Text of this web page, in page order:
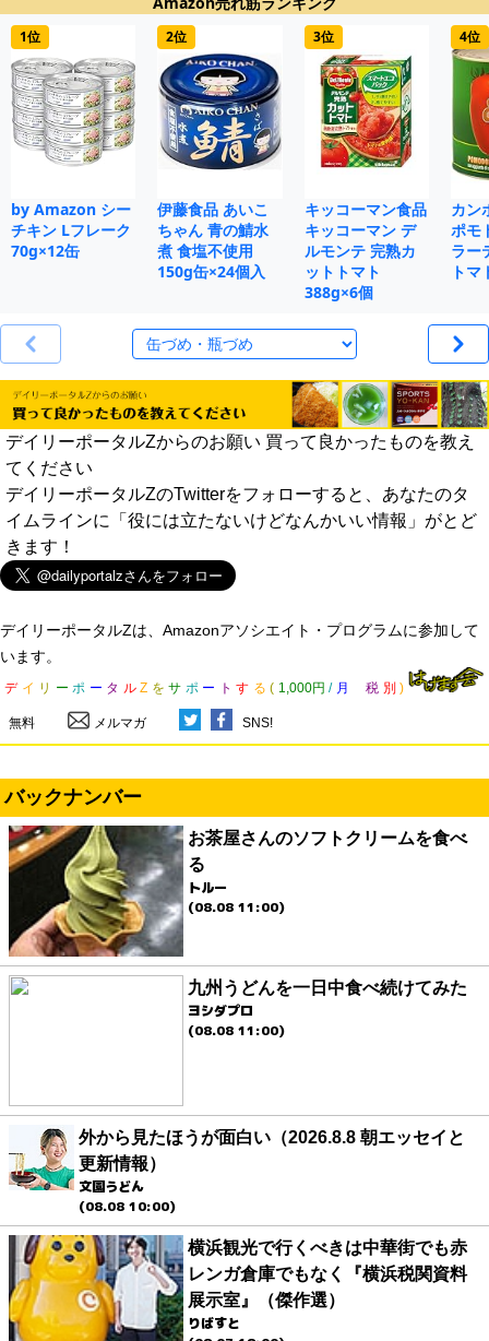
1位
by Amazon シー
チキン Lフレーク
70g×12缶
2位
伊藤食品 あいこ
ちゃん 青の鯖水
煮 食塩不使用
150g缶×24個入
3位
キッコーマン食品
キッコーマン デ
ルモンテ 完熟カ
ットトマト
388g×6個
4位
カン
ポモ
ラー
ト
デイリーポータルZからのお願い 買って良かったものを教え
てください
デイリーポータルZのTwitterをフォローすると、あなたのタ
イムラインに「役には立たないけどなんかいい情報」がとど
きます！
デイリーポータルZは、Amazonアソシエイト・プログラムに参加して
います。
デ イ リ ー ポ ー タ ル Z を サ ポ ー ト す る ( 1,000円 / 月 税 別 )
無料 メルマガ SNS!
バックナンバー
お茶屋さんのソフトクリームを食べ
る
トルー
(08.08 11:00)
九州うどんを一日中食べ続けてみた
ヨシダプロ
(08.08 11:00)
外から見たほうが面白い（2026.8.8 朝エッセイと
更新情報）
文園うどん
(08.08 10:00)
横浜観光で行くべきは中華街でも赤
レンガ倉庫でもなく『横浜税関資料
展示室』（傑作選）
りばすと